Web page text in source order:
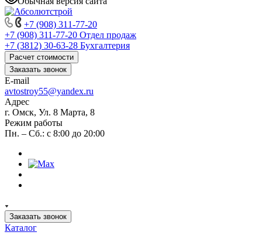
+7 (908) 311-77-20
+7 (908) 311-77-20 Отдел продаж
+7 (3812) 30-63-28 Бухгалтерия
Расчет стоимости
Заказать звонок
E-mail
avtostroy55@yandex.ru
Адрес
г. Омск, Ул. 8 Марта, 8
Режим работы
Пн. – Сб.: с 8:00 до 20:00
Заказать звонок
Каталог